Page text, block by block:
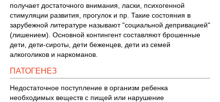
получает достаточного внимания, ласки, психогенной
стимуляции развития, прогулок и пр. Такие состояния в
зарубежной литературе называют "социальной депривацией"
(лишением). Основной контингент составляют брошенные
дети, дети-сироты, дети беженцев, дети из семей
алкоголиков и наркоманов.
ПАТОГЕНЕЗ
Недостаточное поступление в организм ребенка
необходимых веществ с пищей или нарушение